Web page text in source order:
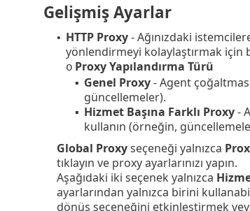
Gelişmiş Ayarlar
• HTTP Proxy- Ağınızdaki
yönlendirmeyi kolaylaştırmak
o Proxy Yapılandırma Türü
▪ Genel Proxy- Agent
güncellemeler).
▪ Hizmet Başına Farklı Proxy-
kullanın (örneğin,
Global Proxyseçeneği yalnızca
tıklayın ve proxy ayarlarınızı yapın.
Aşağıdaki iki seçenek yalnızca
ayarlarından yalnızca birini
dönüş seçeneğini etkinleştirmek